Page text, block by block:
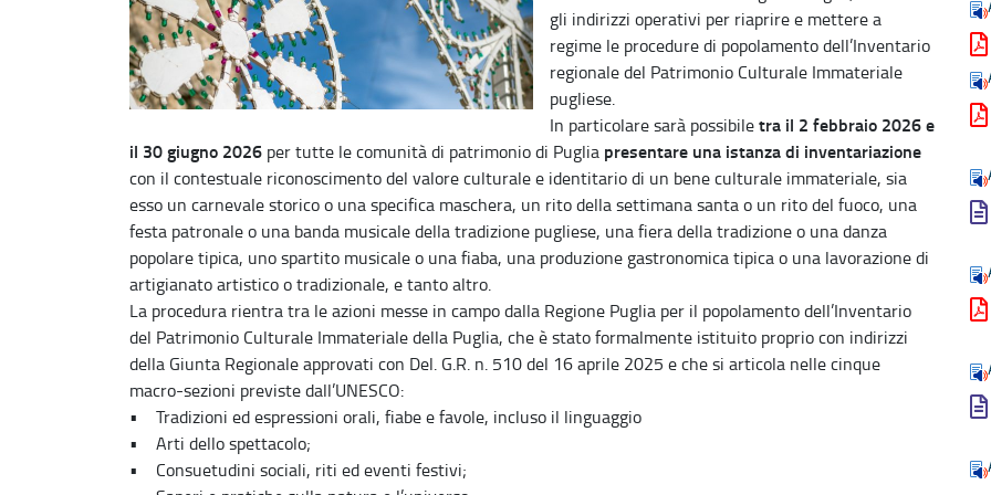
gli indirizzi operativi per riaprire e mettere a
regime le procedure di popolamento dell’Inventario
regionale del Patrimonio Culturale Immateriale
pugliese.
In particolare sarà possibiletra il 2 febbraio 2026 e
il 30 giugno 2026 per tutte le comunità di patrimonio di Puglia presentare una istanza di inventariazione
con il contestuale riconoscimento del valore culturale e identitario di un bene culturale immateriale, sia
esso un carnevale storico o una specifica maschera, un rito della settimana santa o un rito del fuoco, una
festa patronale o una banda musicale della tradizione pugliese, una fiera della tradizione o una danza
popolare tipica, uno spartito musicale o una fiaba, una produzione gastronomica tipica o una lavorazione di
artigianato artistico o tradizionale, e tanto altro.
La procedura rientra tra le azioni messe in campo dalla Regione Puglia per il popolamento dell’Inventario
del Patrimonio Culturale Immateriale della Puglia, che è stato formalmente istituito proprio con indirizzi
della Giunta Regionale approvati con Del. G.R. n. 510 del 16 aprile 2025 e che si articola nelle cinque
macro-sezioni previste dall’UNESCO:
• Tradizioni ed espressioni orali, fiabe e favole, incluso il linguaggio
• Arti dello spettacolo;
• Consuetudini sociali, riti ed eventi festivi;